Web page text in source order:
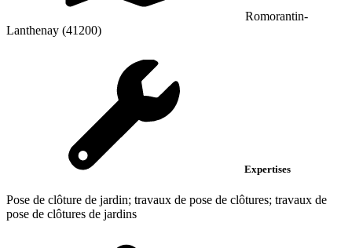
Romorantin-
Lanthenay (41200)
Expertises
Pose de clôture de jardin; travaux de pose de clôtures; travaux de
pose de clôtures de jardins